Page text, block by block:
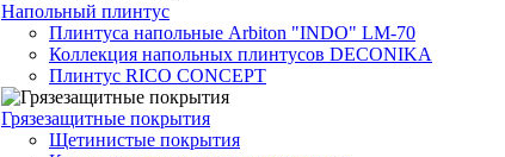
Напольный плинтус
Плинтуса напольные Arbiton "INDO" LM-70
Коллекция напольных плинтусов DECONIKA
Плинтус RICO CONCEPT
Грязезащитные покрытия
Щетинистые покрытия